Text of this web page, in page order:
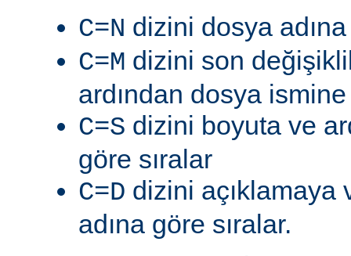
C=N dizini dosya
C=M dizini son
ardından dosya
C=S dizini boyuta ve
göre sıralar
C=D dizini açıklamaya
adına göre sıralar.